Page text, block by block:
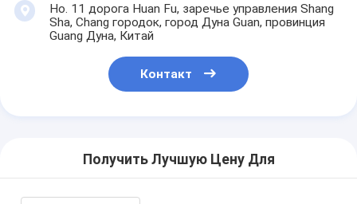
Но. 11 дорога Huan Fu, заречье управления Shang
Sha, Chang городок, город Дуна Guan, провинция
Guang Дуна, Китай
Контакт
Получить Лучшую Цену Для